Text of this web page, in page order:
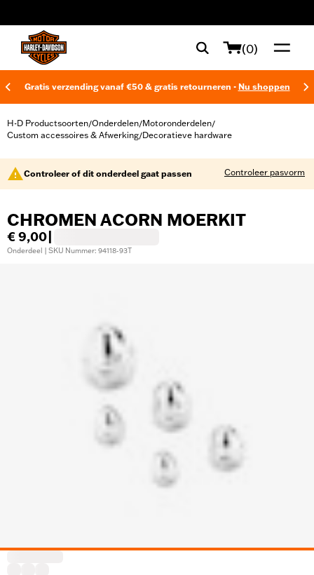
(0)
Gratis verzending vanaf €50 & gratis retourneren - Nu shoppen
H-D Productsoorten/Onderdelen/Motoronderdelen/
Custom accessoires & Afwerking/Decoratieve hardware
Controleer of dit onderdeel gaat passen Controleer pasvorm
CHROMEN ACORN MOERKIT
€ 9,00
Onderdeel | SKU Nummer: 94118-93T